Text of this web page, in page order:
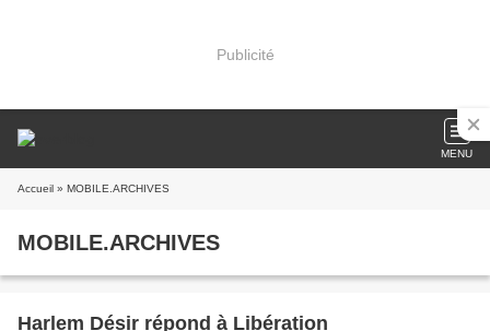
Publicité
MENU
Accueil » MOBILE.ARCHIVES
MOBILE.ARCHIVES
Harlem Désir répond à Libération